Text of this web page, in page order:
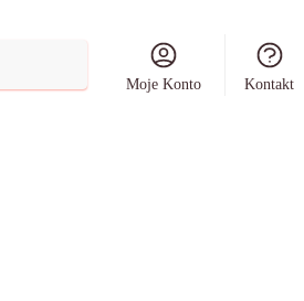
Moje Konto Kontakt